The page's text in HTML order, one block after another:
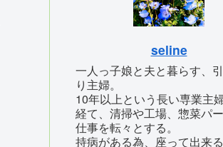
seline
一人っ子娘と夫と暮らす、
り主婦。
10年以上という長い専業主
経て、清掃や工場、惣菜パ
仕事を転々とする。
持病がある為、座って出来